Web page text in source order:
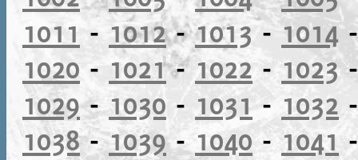
1011 - 1012-1013-1014
1020 - 1021-1022- 1023
1029-1030 - 1031- 1032
1038-1039-1040- 1041